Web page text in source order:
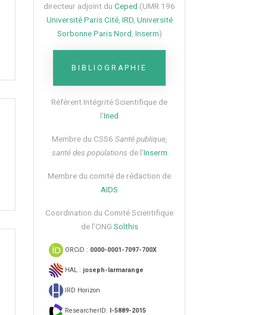
directeur adjoint du Ceped (UMR 196
Université Paris Cité, IRD, Université
Sorbonne Paris Nord Inserm)
BIBLIOGRAPHIE
Référent Intégrité Scientifique de
l’Ined
Membre du CSS6​ Santé publique,
santé des populations de l’Inserm
Membre du comité de rédaction de
AIDS
Coordination du Comité Scientifique
de l’ONG Solthis
ORCiD : 0000-0001-7097-700X
HAL : joseph-larmarange
IRD Horizon
ResearcherID: I-5889-2015